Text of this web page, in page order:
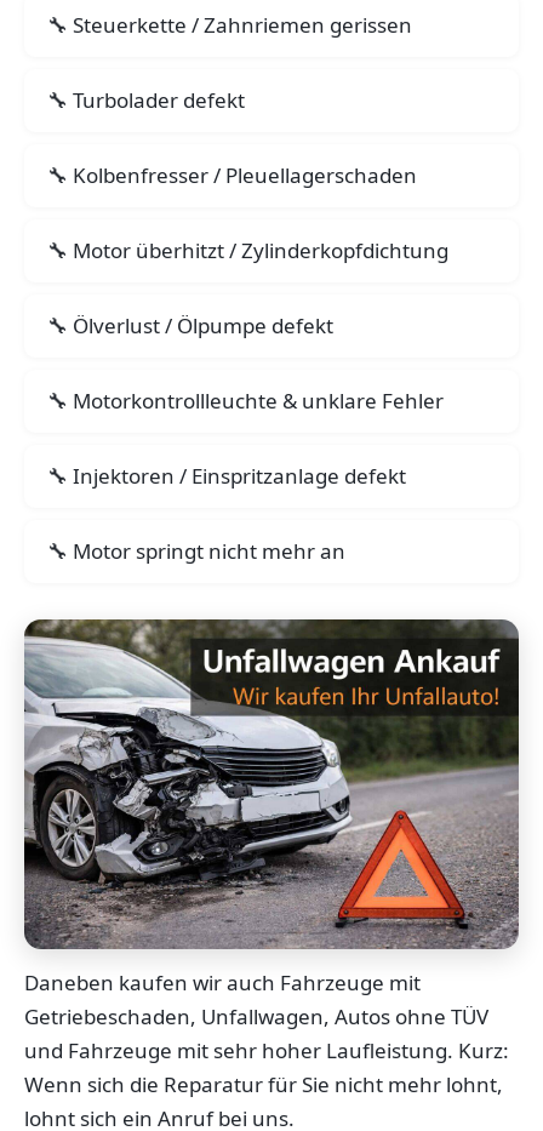
Steuerkette / Zahnriemen gerissen
Turbolader defekt
Kolbenfresser / Pleuellagerschaden
Motor überhitzt / Zylinderkopfdichtung
Ölverlust / Ölpumpe defekt
Motorkontrollleuchte & unklare Fehler
Injektoren / Einspritzanlage defekt
Motor springt nicht mehr an
Daneben kaufen wir auch Fahrzeuge mit
Getriebeschaden, Unfallwagen, Autos ohne TÜV
und Fahrzeuge mit sehr hoher Laufleistung. Kurz:
Wenn sich die Reparatur für Sie nicht mehr lohnt,
lohnt sich ein Anruf bei uns.